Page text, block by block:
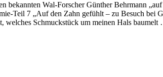
bekannten Wal-Forscher Günther Behrmann
Teil 7 „Auf den Zahn gefühlt – zu Besuch bei
welches Schmuckstück um meinen Hals